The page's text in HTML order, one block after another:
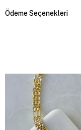
Ödeme Seçenekleri